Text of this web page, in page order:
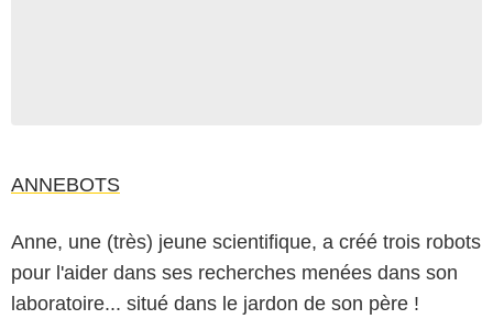
ANNEBOTS
Anne, une (très) jeune scientifique, a créé trois robots
pour l'aider dans ses recherches menées dans son
laboratoire... situé dans le jardon de son père !